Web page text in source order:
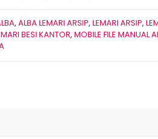
, ALBA LEMARI ARSIP, LEMARI ARSIP,
BESI KANTOR, MOBILE FILE MANUAL